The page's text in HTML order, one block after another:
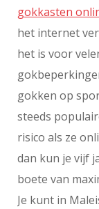
gokkasten
het internet
het is voor
gokken op
steeds
risico als ze
dan kun je vijf
boete van
Je kunt in